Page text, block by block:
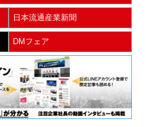
日本流通産業新聞
DMフェア